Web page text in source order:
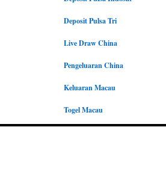
Deposit Pulsa Tri
Live Draw China
Pengeluaran China
Keluaran Macau
Togel Macau